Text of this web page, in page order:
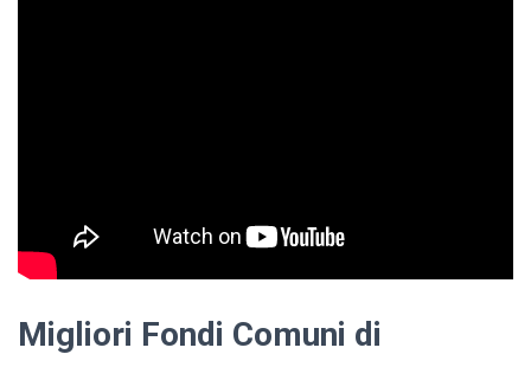
Migliori Fondi Comuni di